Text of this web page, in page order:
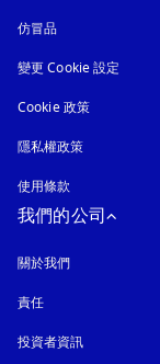
仿冒品
變更 Cookie 設定
Cookie 政策以新標籤頁
隱私權政策
使用條款
我們的公司
關於我們
責任
投資者資訊